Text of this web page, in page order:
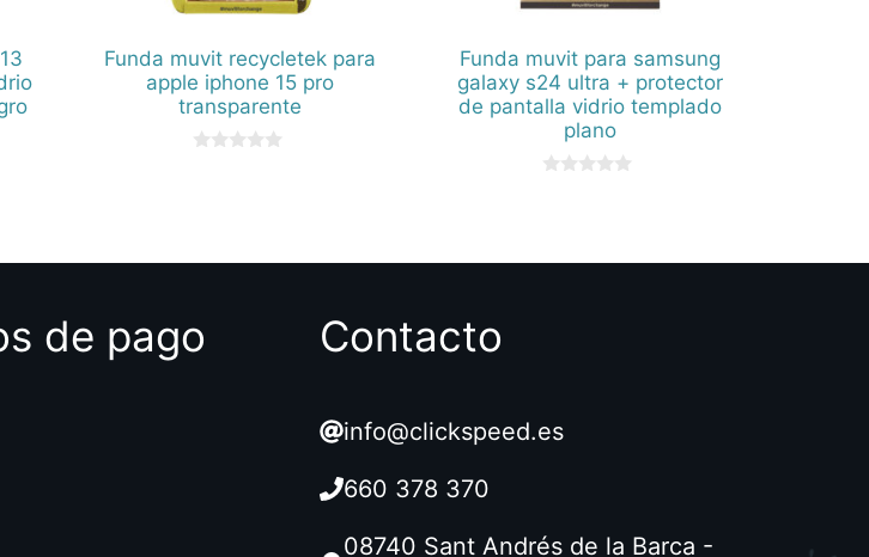
Funda muvit recycletek para
apple iphone 15 pro
transparente
Funda muvit para samsung
galaxy s24 ultra + protector
de pantalla vidrio templado
plano
de pago Contacto
info@clickspeed.es
660 378 370
08740 Sant Andrés de la Barca -